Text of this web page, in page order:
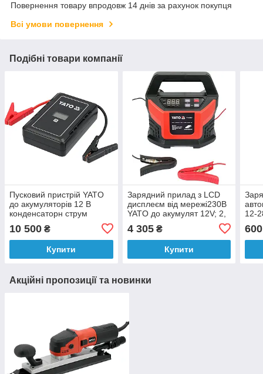
Повернення товару впродовж 14 днів за рахунок покупця
Всі умови повернення
Подібні товари компанії
Пусковий пристрій YATO
до акумуляторів 12 В
конденсаторн струм
мережі 230 В
10 500 ₴
Купити
Зарядний прилад з LCD
дисплеєм від мережі230В
YATO до акумулят 12V; 2,
6,10,15 А, макс. 300AГод
[8]
4 305₴
Купити
12-
А,
600
Акційні пропозиції та новинки